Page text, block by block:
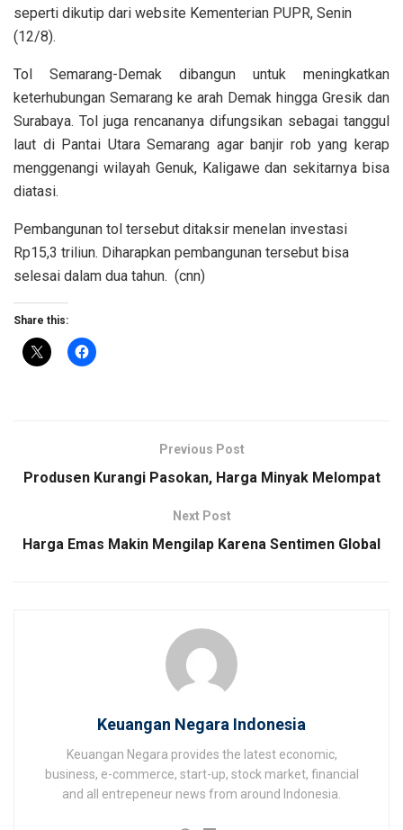
seperti dikutip dari website Kementerian PUPR, Senin
(12/8).
Tol Semarang-Demak dibangun untuk meningkatkan
keterhubungan Semarang ke arah Demak hingga Gresik dan
Surabaya. Tol juga rencananya difungsikan sebagai tanggul
laut di Pantai Utara Semarang agar banjir rob yang kerap
menggenangi wilayah Genuk, Kaligawe dan sekitarnya bisa
diatasi.
Pembangunan tol tersebut ditaksir menelan investasi
Rp15,3 triliun. Diharapkan pembangunan tersebut bisa
selesai dalam dua tahun. (cnn)
Share this:
Previous Post
Produsen Kurangi Pasokan, Harga Minyak Melompat
Next Post
Harga Emas Makin Mengilap Karena Sentimen Global
Keuangan Negara Indonesia
Keuangan Negara provides the latest economic,
business, e-commerce, start-up, stock market, financial
and all entrepeneur news from around Indonesia.